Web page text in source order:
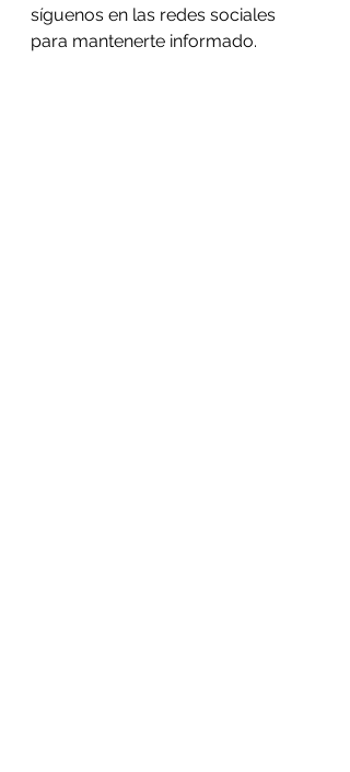
síguenos en las redes sociales
para mantenerte informado.